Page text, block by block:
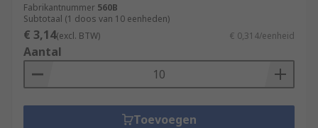
Fabrikantnummer 560B
Subtotaal (1 doos van 10 eenheden)
€ 3,14(excl. BTW) € 0,314/eenheid
Aantal
Toevoegen